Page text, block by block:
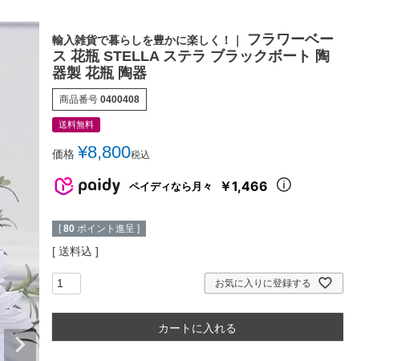
輸入雑貨で暮らしを豊かに楽しく！｜
フラワーベー
ス 花瓶 STELLA ステラ ブラックボート 陶
器製 花瓶 陶器
商品番号 0400408
送料無料
価格 ¥8,800税込
ペイディなら月々 ￥1,466
[ 80 ポイント進呈 ]
送料込
お気に入りに登録する
カートに入れる